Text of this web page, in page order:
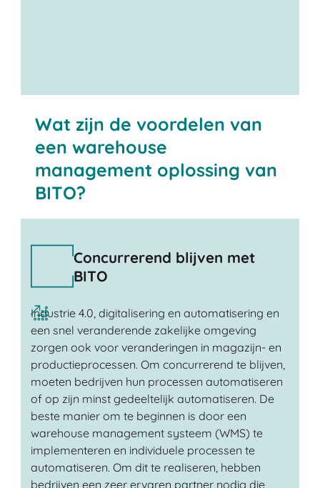
Neem contact met ons op
Wat zijn de voordelen van
een warehouse
management oplossing van
BITO?
Concurrerend blijven met
BITO
Industrie 4.0, digitalisering en automatisering en
een snel veranderende zakelijke omgeving
zorgen ook voor veranderingen in magazijn- en
productieprocessen. Om concurrerend te blijven,
moeten bedrijven hun processen automatiseren
of op zijn minst gedeeltelijk automatiseren. De
beste manier om te beginnen is door een
warehouse management systeem (WMS) te
implementeren en individuele processen te
automatiseren. Om dit te realiseren, hebben
bedrijven een zeer ervaren partner nodig die